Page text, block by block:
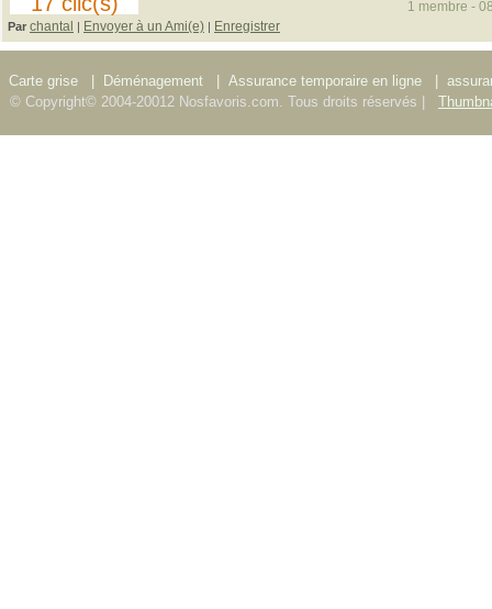
Par chantal | Envoyer à un Ami(e) | Enregistrer
1 membre -
Carte grise Déménagement Assurance temporaire en ligne
© Copyright© 2004-20012 Nosfavoris.com. Tous droits réservés |